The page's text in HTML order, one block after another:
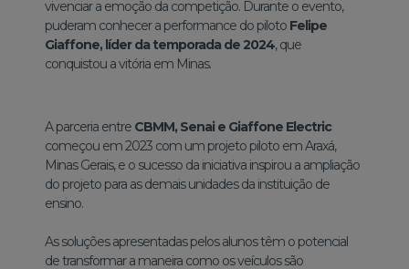
vivenciar a emoção da competição. Durante o evento,
puderam conhecer a performance do piloto Felipe
Giaffone, líder da temporada de 2024, que
conquistou a vitória em Minas.
A parceria entre CBMM, Senai e Giaffone Electric
começou em 2023 com um projeto piloto em Araxá,
Minas Gerais, e o sucesso da iniciativa inspirou a ampliação
do projeto para as demais unidades da instituição de
ensino.
As soluções apresentadas pelos alunos têm o potencial
de transformar a maneira como os veículos são